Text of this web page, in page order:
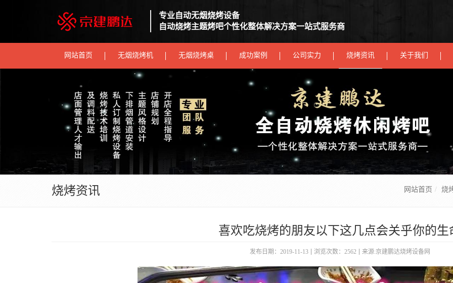
专业自动无烟烧烤设备
自动烧烤主题烤吧个性化整体解决方案一站式服务商
网站首页 无烟烧烤机 无烟烧烤桌 成功案例 公司实力 烧烤资讯 关于我们
烧烤资讯 网站首页 烧
喜欢吃烧烤的朋友以下这几点会关乎你的生
发布日期：2019-11-13 浏览次数：2562 来源:京建鹏达烧烤设备网